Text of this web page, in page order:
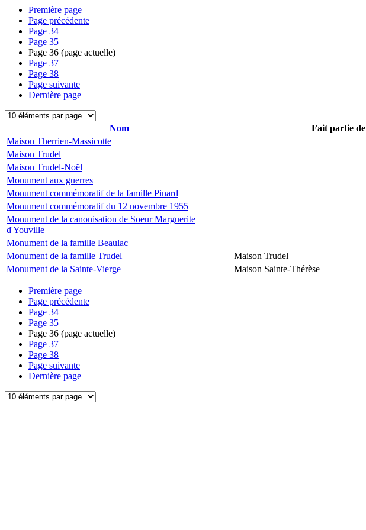
Première page
Page précédente
Page 34
Page 35
Page 36 (page actuelle)
Page 37
Page 38
Page suivante
Dernière page
Nom Fait partie de
Maison Therrien-Massicotte
Maison Trudel
Maison Trudel-Noël
Monument aux guerres
Monument commémoratif de la famille Pinard
Monument commémoratif du 12 novembre 1955
Monument de la canonisation de Soeur Marguerite
d'Youville
Monument de la famille Beaulac
Monument de la famille Trudel
Maison Trudel
Monument de la Sainte-Vierge
Maison Sainte-Thérèse
Première page
Page précédente
Page 34
Page 35
Page 36 (page actuelle)
Page 37
Page 38
Page suivante
Dernière page